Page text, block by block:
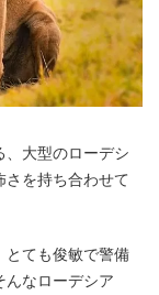
、大型のローデシ
さを持ち合わせて
とても俊敏で警備
んなローデシア